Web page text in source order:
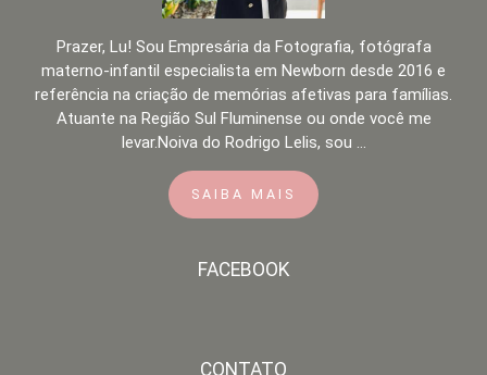
Prazer, Lu! Sou Empresária da Fotografia, fotógrafa
materno-infantil especialista em Newborn desde 2016 e
referência na criação de memórias afetivas para famílias.
Atuante na Região Sul Fluminense ou onde você me
levar.Noiva do Rodrigo Lelis, sou ...
SAIBA MAIS
FACEBOOK
CONTATO